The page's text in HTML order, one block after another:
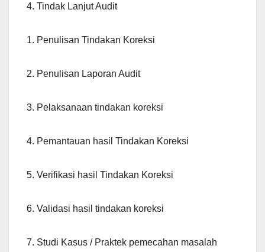
4. Tindak Lanjut Audit
1. Penulisan Tindakan Koreksi
2. Penulisan Laporan Audit
3. Pelaksanaan tindakan koreksi
4. Pemantauan hasil Tindakan Koreksi
5. Verifikasi hasil Tindakan Koreksi
6. Validasi hasil tindakan koreksi
7. Studi Kasus / Praktek pemecahan masalah